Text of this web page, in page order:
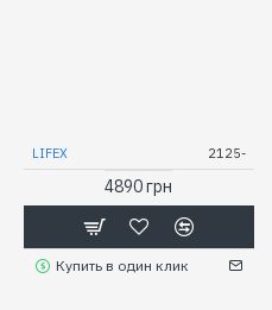
LIFEX 2125-
4890 грн
Купить в один клик